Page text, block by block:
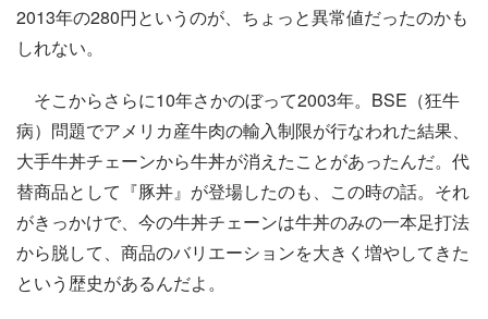
2013年の280円というのが、ちょっと異常値だったのかも
しれない。
そこからさらに10年さかのぼって2003年。BSE（狂牛
病）問題でアメリカ産牛肉の輸入制限が行なわれた結果、
大手牛丼チェーンから牛丼が消えたことがあったんだ。代
替商品として『豚丼』が登場したのも、この時の話。それ
がきっかけで、今の牛丼チェーンは牛丼のみの一本足打法
から脱して、商品のバリエーションを大きく増やしてきた
という歴史があるんだよ。